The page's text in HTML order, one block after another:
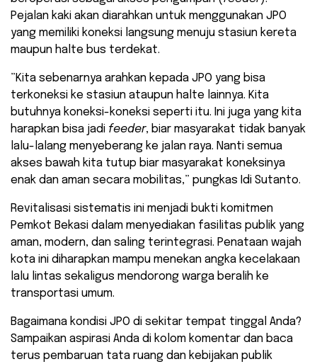
Pejalan kaki akan diarahkan untuk menggunakan JPO
yang memiliki koneksi langsung menuju stasiun kereta
maupun halte bus terdekat.
​”Kita sebenarnya arahkan kepada JPO yang bisa
terkoneksi ke stasiun ataupun halte lainnya. Kita
butuhnya koneksi-koneksi seperti itu. Ini juga yang kita
harapkan bisa jadi feeder, biar masyarakat tidak banyak
lalu-lalang menyeberang ke jalan raya. Nanti semua
akses bawah kita tutup biar masyarakat koneksinya
enak dan aman secara mobilitas,” pungkas Idi Sutanto.
Revitalisasi sistematis ini menjadi bukti komitmen
Pemkot Bekasi dalam menyediakan fasilitas publik yang
aman, modern, dan saling terintegrasi. Penataan wajah
kota ini diharapkan mampu menekan angka kecelakaan
lalu lintas sekaligus mendorong warga beralih ke
transportasi umum.
​Bagaimana kondisi JPO di sekitar tempat tinggal Anda?
Sampaikan aspirasi Anda di kolom komentar dan baca
terus pembaruan tata ruang dan kebijakan publik